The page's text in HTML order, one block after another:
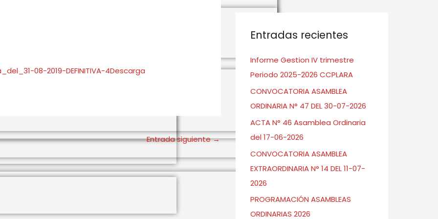
08-2019-DEFINITIVA-4Descarga
Entrada siguiente→
a
:
Entradas recientes
Informe Gestion IV trimestre
Periodo 2025-2026 CCPLARA
CONVOCATORIA ASAMBLEA
ORDINARIA N° 47 DEL 30-07-2026
ACTA N° 46 Asamblea Ordinaria
del 17-06-2026
CONVOCATORIA ASAMBLEA
EXTRAORDINARIA N° 14 DEL 11-07-
2026
PROGRAMACIÓN ASAMBLEAS
ORDINARIAS 2026